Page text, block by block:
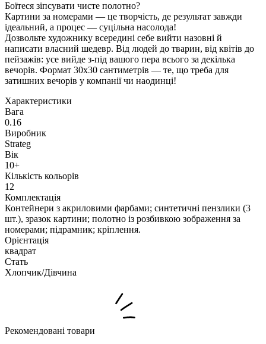
Боїтеся зіпсувати чисте полотно?
Картини за номерами — це творчість, де результат завжди
ідеальний, а процес — суцільна насолода!
Дозвольте художнику всередині себе вийти назовні й
написати власний шедевр. Від людей до тварин, від квітів до
пейзажів: усе вийде з-під вашого пера всього за декілька
вечорів. Формат 30х30 сантиметрів — те, що треба для
затишних вечорів у компанії чи наодинці!
Характеристики
Вага
0.16
Виробник
Strateg
Вік
10+
Кількість кольорів
12
Комплектація
Контейнери з акриловими фарбами; синтетичні пензлики (3
шт.), зразок картини; полотно із розбивкою зображення за
номерами; підрамник; кріплення.
Орієнтація
квадрат
Стать
Хлопчик/Дiвчина
Рекомендовані товари